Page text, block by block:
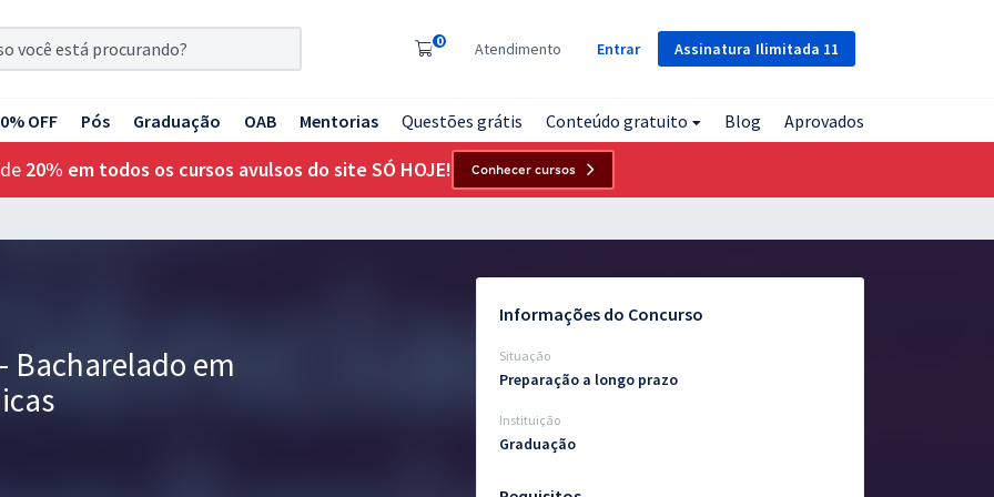
Assinatura Ilimitada 11
0 Atendimento Entrar
OFF Pós Graduação OAB Mentorias Questões grátis Conteúdo gratuito Blog Aprovados
20% em todos os cursos avulsos do site SÓ HOJE! Conhecer cursos
Bacharelado em
Informações do Concurso
Situação
Preparação a longo prazo
Instituição
Graduação